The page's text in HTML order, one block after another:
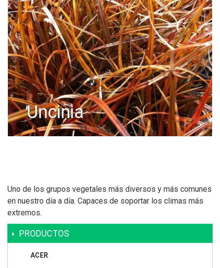
uncinia
Uno de los grupos vegetales más diversos y más comunes
en nuestro día a día. Capaces de soportar los climas más
extremos.
PRODUCTOS
ACER